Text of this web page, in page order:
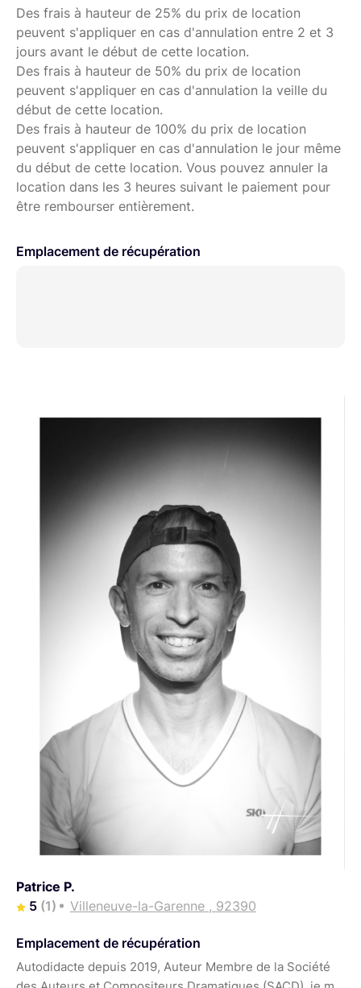
faible éclairement. De plus, le L-858D est proposé avec
des modules optionnels de déclenchement sans fil,
désormais disponibles pour Elinchrom et Phottix, en plus
des appareils à déclenchement radio de la gamme
PocketWizard. Avec son écran tactile couleur de 2,7’’ et
des fonctionnalités avancées vraiment innovantes et
sophistiquées, le L-858D crée une rupture pour faire
entrer le contrôle de la mesure de la lumière dans une
nouvelle dimension.
Ecran couleur tactile 2,7''
Gamme ISO étendue à ISO 3, ISO 13, 107, 200 + ISO 850
- Vitesse d’obturation de 30 min à 1/64000s en lumière
Des frais à hauteur de 25% du prix de location
peuvent s'appliquer en cas d'annulation entre 2 et 3
jours avant le début de cette location.
Des frais à hauteur de 50% du prix de location
peuvent s'appliquer en cas d'annulation la veille du
début de cette location.
Des frais à hauteur de 100% du prix de location
peuvent s'appliquer en cas d'annulation le jour même
du début de cette location. Vous pouvez annuler la
location dans les 3 heures suivant le paiement pour
être rembourser entièrement.
Emplacement de récupération
Patrice P.
5 (1) Villeneuve-la-Garenne , 92390
Emplacement de récupération
Autodidacte depuis 2019, Auteur Membre de la Société